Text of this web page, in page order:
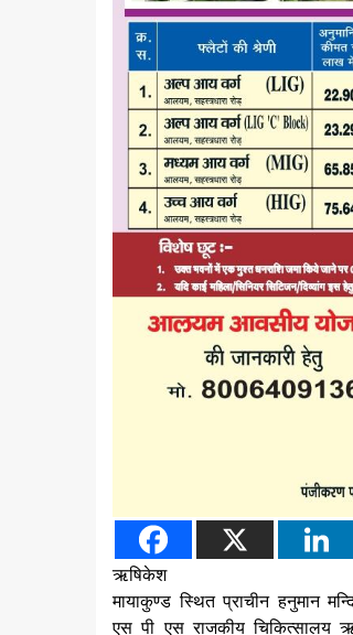
ऋषिकेश
मायाकुण्ड स्थित प्राचीन हनुमान
एस पी एस राजकीय चिकित्सालय